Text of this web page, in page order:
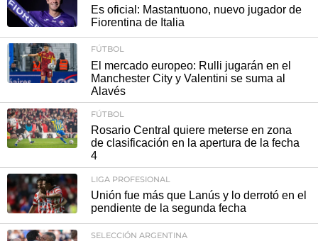
Es oficial: Mastantuono, nuevo jugador de
Fiorentina de Italia
FÚTBOL
El mercado europeo: Rulli jugarán en el
Manchester City y Valentini se suma al
Alavés
FÚTBOL
Rosario Central quiere meterse en zona
de clasificación en la apertura de la fecha
4
LIGA PROFESIONAL
Unión fue más que Lanús y lo derrotó en el
pendiente de la segunda fecha
SELECCIÓN ARGENTINA